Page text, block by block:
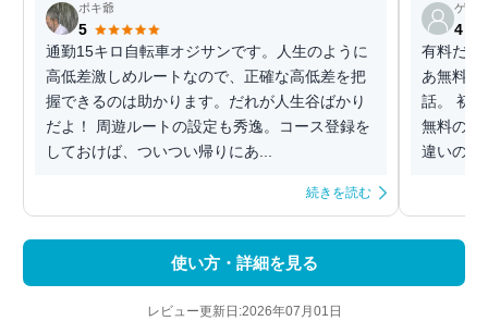
ポキ爺
5
通勤15キロ自転車オジサンです。人生のように
高低差激しめルートなので、正確な高低差を把
握できるのは助かります。だれが人生谷ばかり
だよ！ 周遊ルートの設定も秀逸。コース登録を
しておけば、ついつい帰りにあ...
続きを読む
ゲス
4
有料だと
あ無料で
話。 初
無料のG
違いのル
使い方・詳細を見る
レビュー更新日:2026年07月01日